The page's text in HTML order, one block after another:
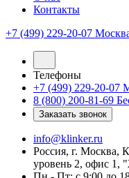
Контакты
+7 (499) 229-20-07
Телефоны
+7 (499) 229-20-07
8 (800) 200-81-69
Заказать звонок
info@klinker.ru
Россия, г. Москва,
уровень 2, офис